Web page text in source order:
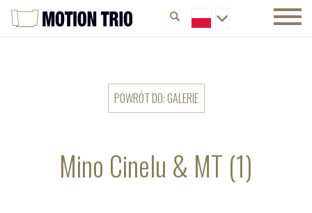
Mino Cinelu & MT (1)
POWRÓT DO: GALERIE